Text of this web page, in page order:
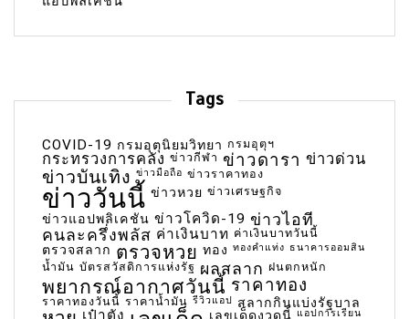
Tags
COVID-19 กรมอุตุนิยมวิทยา กรมอุตุฯ
กระทรวงการคลัง ข่าวกีฬา ข่าวดารา ข่าวด่วน
ข่าวบันเทิง ข่าวมือถือ ข่าวราคาทอง
ข่าววันนี้ ข่าวหวย ข่าวเศรษฐกิจ
ข่าวแอปพลิเคชัน ข่าวโควิด-19 ข่าวไอที
คนละครึ่งพลัส ค่าเงินบาท ค่าเงินบาทวันนี้
ตรวจสลาก ตรวจหวย ทอง ทองคำแท่ง ธนาคารออมสิน
น้ำมัน บัตรสวัสดิการแห่งรัฐ ผลสลาก ฝนตกหนัก
พยากรณ์อากาศวันนี้ ราคาทอง
ราคาทองวันนี้ ราคาน้ำมัน รีวิวแอป สลากกินแบ่งรัฐบาล
เป๋าตัง เลขเด็ดงวดนี้ แอปการเรียน